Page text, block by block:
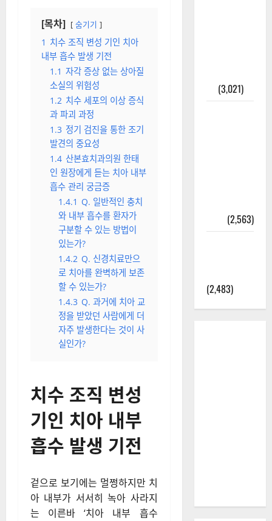
[목차] 숨기기
1 치수 조직 변성 기인 치아
내부 흡수 발생 기전
1.1 자각 증상 없는 상아질
소실의 위험성
1.2 치수 세포의 이상 증식
과 파괴 과정
1.3 정기 검진을 통한 조기
발견의 중요성
1.4 산본효치과의원 한태
인 원장에게 듣는 치아 내부
흡수 관리 궁금증
1.4.1 Q. 일반적인 충치
와 내부 흡수를 환자가
구분할 수 있는 방법이
있는가?
1.4.2 Q. 신경치료만으
로 치아를 완벽하게 보존
할 수 있는가?
1.4.3 Q. 과거에 치아 교
정을 받았던 사람에게 더
자주 발생한다는 것이 사
실인가?
치수 조직 변성
기인 치아 내부
흡수 발생 기전
겉으로 보기에는 멀쩡하지만 치
아 내부가 서서히 녹아 사라지
는 이른바 ‘치아 내부 흡수
(3,021)
(2,563)
(2,483)